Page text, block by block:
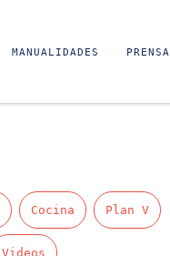
MANUALIDADES PRENSA
Cocina Plan V
Videos